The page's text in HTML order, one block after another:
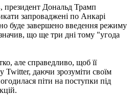
президент Дональд Трамп
запроваджені по Анкарі
но буде завершено введення режиму
що ще три дні тому "угода
але справедливо, щоб її
Twitter, даючи зрозуміти своїм
піти на поступки під